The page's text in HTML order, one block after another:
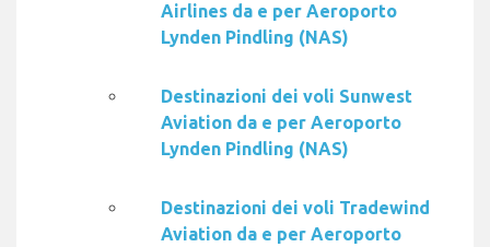
Airlines da e per Aeroporto
Lynden Pindling (NAS)
Destinazioni dei voli Sunwest
Aviation da e per Aeroporto
Lynden Pindling (NAS)
Destinazioni dei voli Tradewind
Aviation da e per Aeroporto